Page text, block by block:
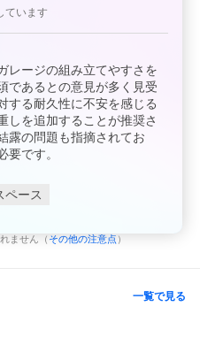
ています
レージの組み立てやすさを
であるとの意見が多く見受
する耐久性に不安を感じる
しを追加することが推奨さ
露の問題も指摘されてお
要です。
ペース
ません（ その他の注意点 ）
一覧で見る